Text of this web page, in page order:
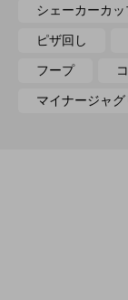
シェーカーカッ
ピザ回し
フープ
マイナージャ